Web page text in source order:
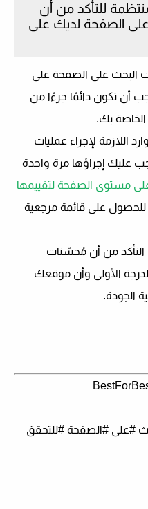
للتأكد من أن
الصفحة لديك على
البحث على الصفحة على
أن تكون دائمًا جزءًا من
بك.
اللازمة لإجراء عمليات
عليك إجراؤها مرة واحدة
مستوى الصفحة لتقييمها
للحصول على قائمة مرجعية
من أن مُحسّنات
الأولى وأن موقعك
الجودة.
#على #الصفحة #للتحقق